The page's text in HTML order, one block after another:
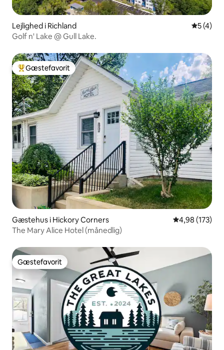
Lejlighed i Richland 5 ud af 5
5 (4)
Golf n' Lake @ Gull Lake.
Bedste gæstefavorit
Gæstefavorit
Gæstehus i Hickory Corners 4,98 ud af 5 i
4,98 (173)
The Mary Alice Hotel (månedlig)
Gæstefavorit
Gæstefavorit